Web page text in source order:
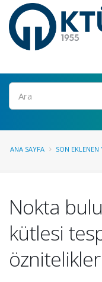
Ara
ANA SAYFA SON EKLENEN
Nokta
kütlesi